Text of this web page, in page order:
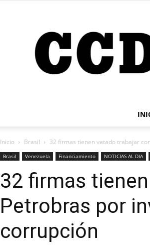
Inicio Brasil 32 firmas tienen vetado trabajar
Brasil Venezuela Financiamiento NOTICIAS AL DIA
32 firmas
Petrobras por
corrupción